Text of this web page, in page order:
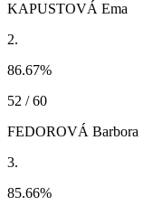
KAPUSTOVÁ Ema
2.
86.67%
52 / 60
FEDOROVÁ Barbora
3.
85.66%